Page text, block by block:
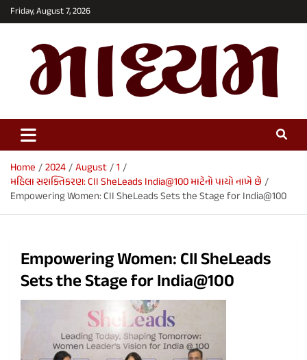
Skip
to
Friday, August 7, 2026
Maadhyam News – Latest News,
Breaking News and Editorials
Home 2024 August
1
મહિલા સશક્તિકરણ: CII SheLeads India@100 માટેનો પાયો નાખે છે
Empowering Women: CII SheLeads Sets the Stage for India@100
Empowering Women: CII SheLeads
Sets the Stage for India@100